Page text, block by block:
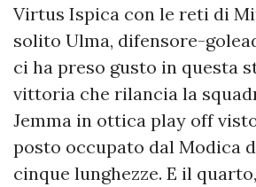
Virtus Ispica con le reti di
solito Ulma, difensore-
ci ha preso gusto in questa
vittoria che rilancia la
Jemma in ottica play off
posto occupato dal Modica
cinque lunghezze. E il